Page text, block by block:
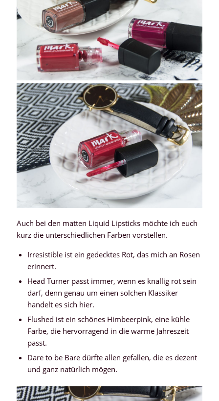
Auch bei den matten Liquid Lipsticks möchte ich euch
kurz die unterschiedlichen Farben vorstellen.
Irresistible ist ein gedecktes Rot, das mich an Rosen
erinnert.
Head Turner passt immer, wenn es knallig rot sein
darf, denn genau um einen solchen Klassiker
handelt es sich hier.
Flushed ist ein schönes Himbeerpink, eine kühle
Farbe, die hervorragend in die warme Jahreszeit
passt.
Dare to be Bare dürfte allen gefallen, die es dezent
und ganz natürlich mögen.